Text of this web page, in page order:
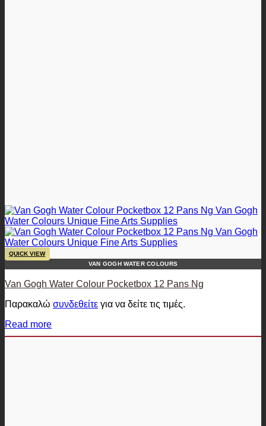
QUICK VIEW
VAN GOGH WATER COLOURS
Van Gogh Water Colour Pocketbox 12 Pans Ng
Παρακαλώ συνδεθείτε για να δείτε τις τιμές.
Read more